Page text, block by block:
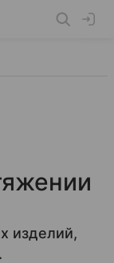
изделий,